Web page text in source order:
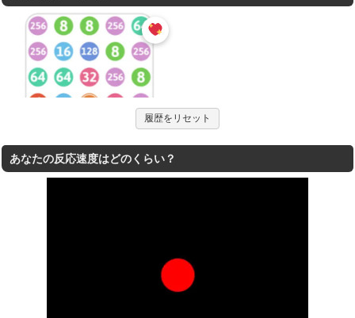
履歴をリセット
あなたの反応速度はどのくらい？